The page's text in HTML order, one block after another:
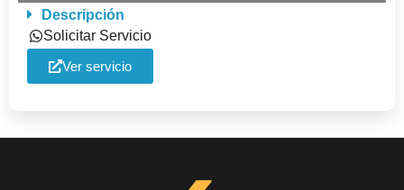
Descripción
Solicitar Servicio
Ver servicio